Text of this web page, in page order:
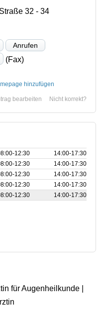
32 - 34
Anrufen
(Fax)
hinzufügen
Nicht korrekt?
bearbeiten
14:00‑17:30
14:00‑17:30
14:00‑17:30
14:00‑17:30
14:00‑17:30
für Augenheilkunde |